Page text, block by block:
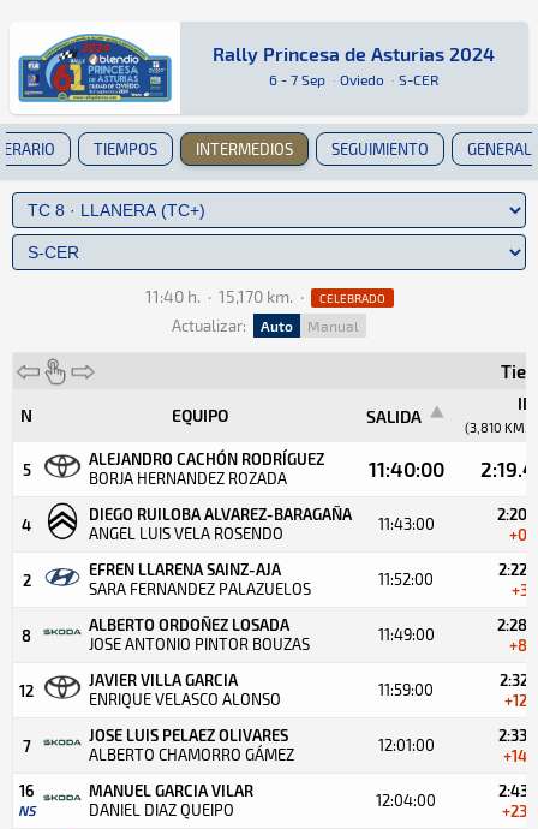
Rally Princesa de Asturias 2024
Rally Princesa de Asturias 2024
6 - 7 Sep · Oviedo · S-CER
Rally · Rally Princesa de Asturias 2024 · S-
Oviedo
TIEMPOS INTERMEDIOS SEGUIMIENTO GENERAL
11:40 h. · 15,170 km. · CELEBRADO
Actualizar: Auto Manual
N EQUIPO SALIDA
(3,810 KM.)
5
ALEJANDRO CACHÓN RODRÍGUEZ
BORJA HERNANDEZ ROZADA 11:40:00
4
DIEGO RUILOBA ALVAREZ-BARAGAÑA
ANGEL LUIS VELA ROSENDO 11:43:00
2
EFREN LLARENA SAINZ-AJA
SARA FERNANDEZ PALAZUELOS 11:52:00
8
ALBERTO ORDOÑEZ LOSADA
JOSE ANTONIO PINTOR BOUZAS 11:49:00
12
JAVIER VILLA GARCIA
ENRIQUE VELASCO ALONSO 11:59:00
7
JOSE LUIS PELAEZ OLIVARES
ALBERTO CHAMORRO GÁMEZ 12:01:00
16
NS
MANUEL GARCIA VILAR
DANIEL DIAZ QUEIPO 12:04:00